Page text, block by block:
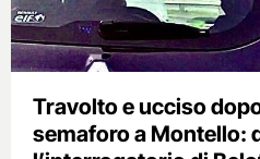
Travolto e ucciso
semaforo a Montello: